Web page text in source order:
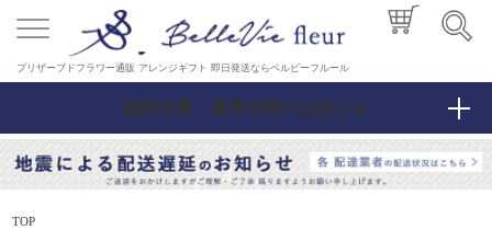
プリザーブドフラワー通販 アレンジギフト 即日発送ならベルビーフルール
臨時休業・夏季休暇のお知らせ
TOP